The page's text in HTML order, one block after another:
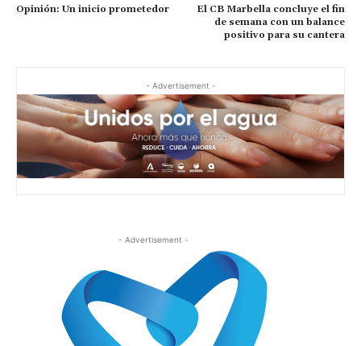
Opinión: Un inicio prometedor
El CB Marbella concluye el fin
de semana con un balance
positivo para su cantera
- Advertisement -
- Advertisement -